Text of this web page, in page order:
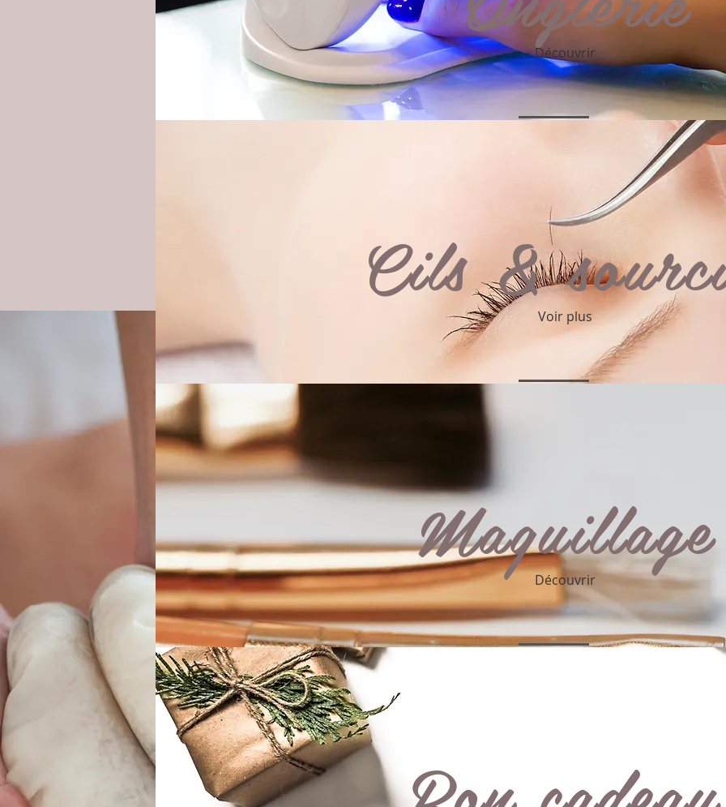
Les prestations
Tous les soins sont réalisés par une
esthéticienne diplômée et qualifiée, avec
les produits de la marqueInstitut Vert.
Des produits naturels 100% FABRIQUÉS
EN FRANCE qui sont conformes à la
charte Naturelle et Eco-responsable
Phytocert.
Les produits biologiques correspondent au
parfumés pour le plaisir des sens...
Découvrir
Cils &Voir plus
Découvrir